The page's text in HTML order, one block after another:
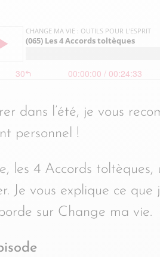
dans l’été, je vous
personnel !
les 4 Accords
Je vous explique ce
sur Change ma vie.